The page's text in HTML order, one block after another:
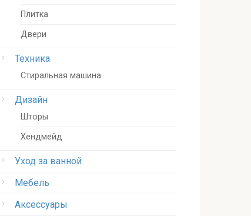
Плитка
Двери
Техника
Стиральная машина
Дизайн
Шторы
Хендмейд
Уход за ванной
Мебель
Аксессуары